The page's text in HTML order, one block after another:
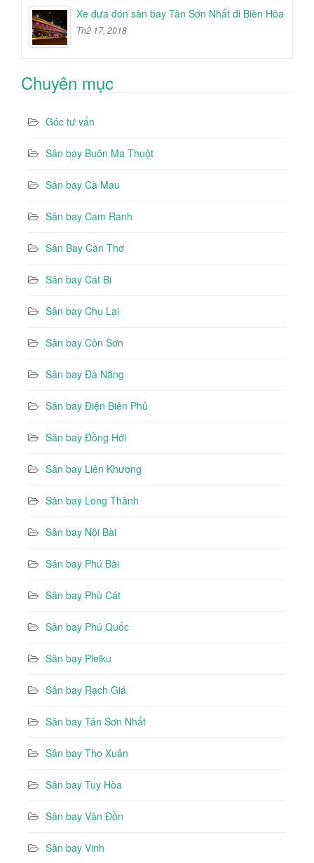
Xe đưa đón sân bay Tân Sơn Nhất đi Biên Hòa
Th2 17, 2018
Chuyên mục
Góc tư vấn
Sân bay Buôn Ma Thuột
Sân bay Cà Mau
Sân bay Cam Ranh
Sân Bay Cần Thơ
Sân bay Cát Bi
Sân bay Chu Lai
Sân bay Côn Sơn
Sân bay Đà Nẵng
Sân bay Điện Biên Phủ
Sân bay Đồng Hới
Sân bay Liên Khương
Sân bay Long Thành
Sân bay Nội Bài
Sân bay Phú Bài
Sân bay Phù Cát
Sân bay Phú Quốc
Sân bay Pleiku
Sân bay Rạch Giá
Sân bay Tân Sơn Nhất
Sân bay Thọ Xuân
Sân bay Tuy Hòa
Sân bay Vân Đồn
Sân bay Vinh